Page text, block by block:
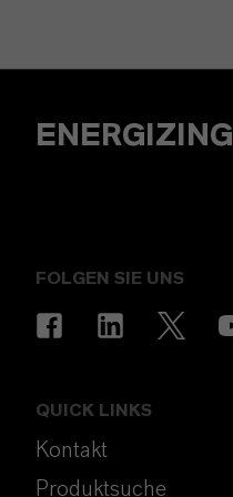
ENERGIZING
FOLGEN SIE UNS
QUICK LINKS
Kontakt
Produktsuche